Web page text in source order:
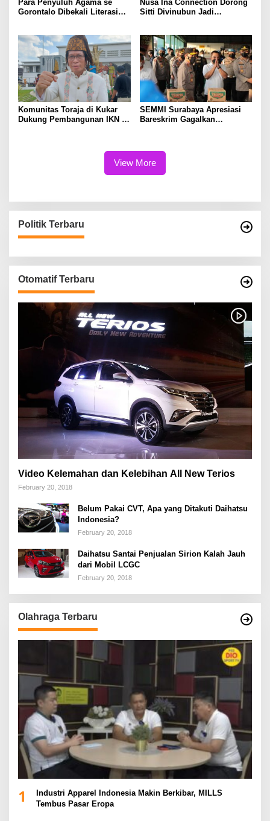
Para Penyuluh Agama se
Gorontalo Dibekali Literasi
Nusa Ina Connection Dorong
Sitti Divinubun Jadi
Komunitas Toraja di Kukar
Dukung Pembangunan IKN di
SEMMI Surabaya Apresiasi
Bareskrim Gagalkan
View More
Politik Terbaru
Otomatif Terbaru
Video Kelemahan dan Kelebihan All New Terios
February 20, 2018
Belum Pakai CVT, Apa yang Ditakuti Daihatsu
Indonesia?
February 20, 2018
Daihatsu Santai Penjualan Sirion Kalah Jauh
dari Mobil LCGC
February 20, 2018
Olahraga Terbaru
1
Industri Apparel Indonesia Makin Berkibar, MILLS
Tembus Pasar Eropa